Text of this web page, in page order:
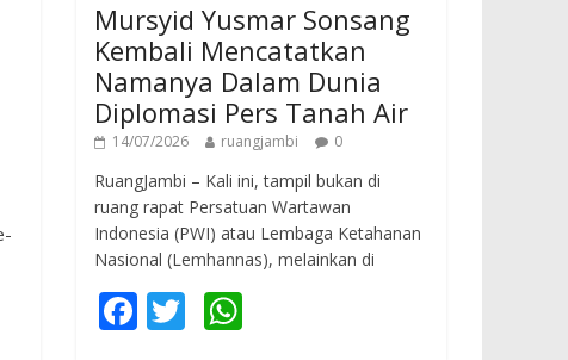
Mursyid Yusmar Sonsang
Kembali Mencatatkan
Namanya Dalam Dunia
Diplomasi Pers Tanah Air
14/07/2026 ruangjambi 0
RuangJambi – Kali ini, tampil bukan di
ruang rapat Persatuan Wartawan
Indonesia (PWI) atau Lembaga Ketahanan
Nasional (Lemhannas), melainkan di
F T